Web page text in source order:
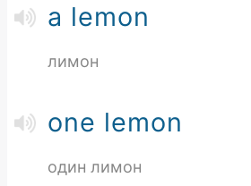
a lemon
лимон
one lemon
один лимон